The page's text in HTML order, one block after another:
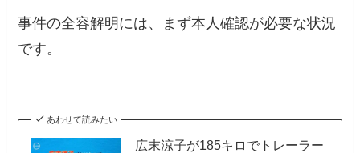
事件の全容解明には、まず本人確認が必要な状況
です。
あわせて読みたい
広末涼子が185キロでトレーラー